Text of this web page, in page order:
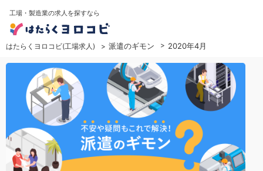
工場・製造業の求人を探すなら
はたらくヨロコビ(工場求人) 派遣のギモン 2020年4月